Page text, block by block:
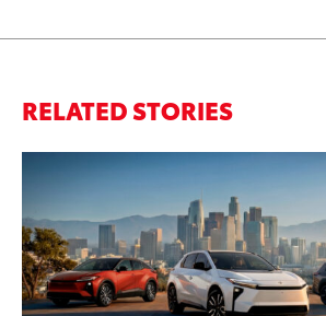
RELATED STORIES